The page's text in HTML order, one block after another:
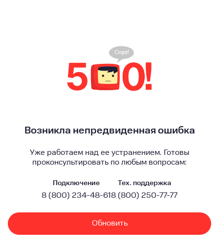
Возникла непредвиденная ошибка
Уже работаем над ее устранением. Готовы
проконсультировать по любым вопросам:
Подключение
8 (800) 234-48-61
Тех. поддержка
8 (800) 250-77-77
Обновить